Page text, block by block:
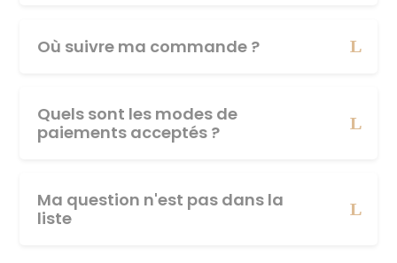
Où suivre ma commande ?
Quels sont les modes de
paiements acceptés ?
Ma question n'est pas dans la
liste